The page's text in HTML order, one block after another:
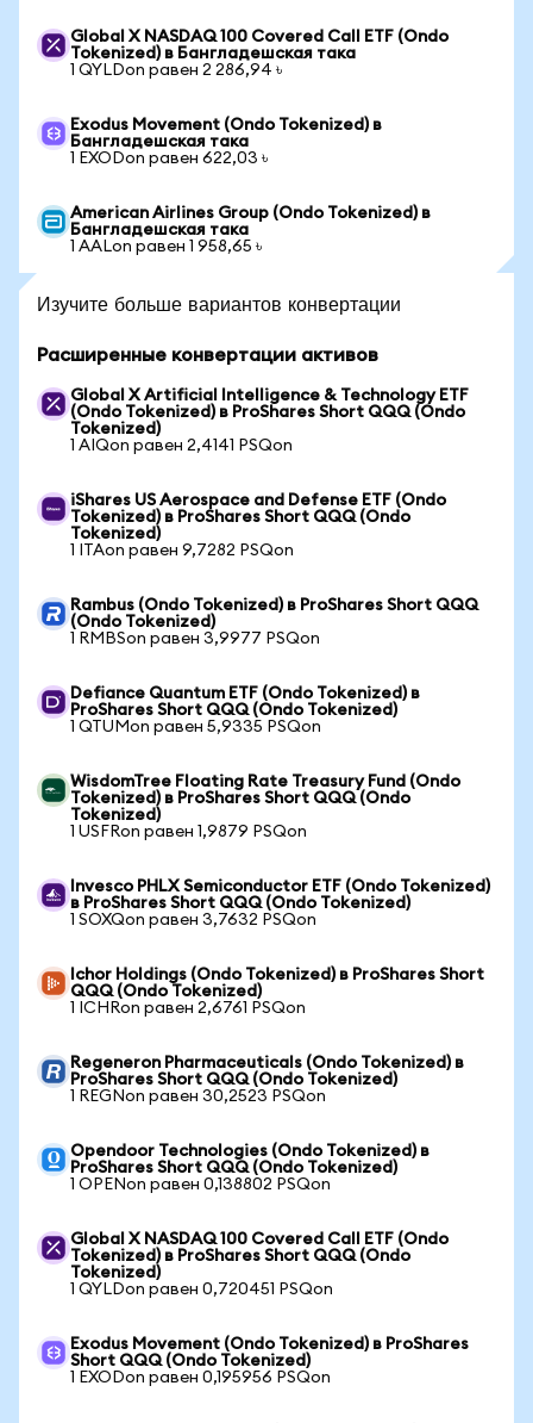
Global X NASDAQ 100 Covered Call ETF (Ondo
Tokenized) в Бангладешская така
1 QYLDon равен 2 286,94 ৳
Exodus Movement (Ondo Tokenized) в
Бангладешская така
1 EXODon равен 622,03 ৳
American Airlines Group (Ondo Tokenized) в
Бангладешская така
1 AALon равен 1 958,65 ৳
Изучите больше вариантов конвертации
Расширенные конвертации активов
Global X Artificial Intelligence & Technology ETF
(Ondo Tokenized) в ProShares Short QQQ (Ondo
Tokenized)
1 AIQon равен 2,4141 PSQon
iShares US Aerospace and Defense ETF (Ondo
Tokenized) в ProShares Short QQQ (Ondo
Tokenized)
1 ITAon равен 9,7282 PSQon
Rambus (Ondo Tokenized) в ProShares Short QQQ
(Ondo Tokenized)
1 RMBSon равен 3,9977 PSQon
Defiance Quantum ETF (Ondo Tokenized) в
ProShares Short QQQ (Ondo Tokenized)
1 QTUMon равен 5,9335 PSQon
WisdomTree Floating Rate Treasury Fund (Ondo
Tokenized) в ProShares Short QQQ (Ondo
Tokenized)
1 USFRon равен 1,9879 PSQon
Invesco PHLX Semiconductor ETF (Ondo Tokenized)
в ProShares Short QQQ (Ondo Tokenized)
1 SOXQon равен 3,7632 PSQon
Ichor Holdings (Ondo Tokenized) в ProShares Short
QQQ (Ondo Tokenized)
1 ICHRon равен 2,6761 PSQon
Regeneron Pharmaceuticals (Ondo Tokenized) в
ProShares Short QQQ (Ondo Tokenized)
1 REGNon равен 30,2523 PSQon
Opendoor Technologies (Ondo Tokenized) в
ProShares Short QQQ (Ondo Tokenized)
1 OPENon равен 0,138802 PSQon
Global X NASDAQ 100 Covered Call ETF (Ondo
Tokenized) в ProShares Short QQQ (Ondo
Tokenized)
1 QYLDon равен 0,720451 PSQon
Exodus Movement (Ondo Tokenized) в ProShares
Short QQQ (Ondo Tokenized)
1 EXODon равен 0,195956 PSQon